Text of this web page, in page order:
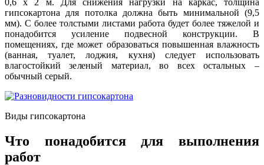
гипсокартона для потолка должна быть минимальной (9,5
мм). С более толстыми листами работа будет более тяжелой и
понадобится усиление подвесной конструкции. В
помещениях, где может образоваться повышенная влажность
(ванная, туалет, лоджия, кухня) следует использовать
влагостойкий зеленый материал, во всех остальных –
обычный серый.
Виды гипсокартона
Что понадобится для выполнения
работ